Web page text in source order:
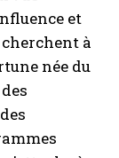
et
à
née du